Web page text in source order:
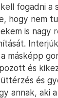
fogadni a
hogy nem
is nagy
másképp
és
és
annak, aki